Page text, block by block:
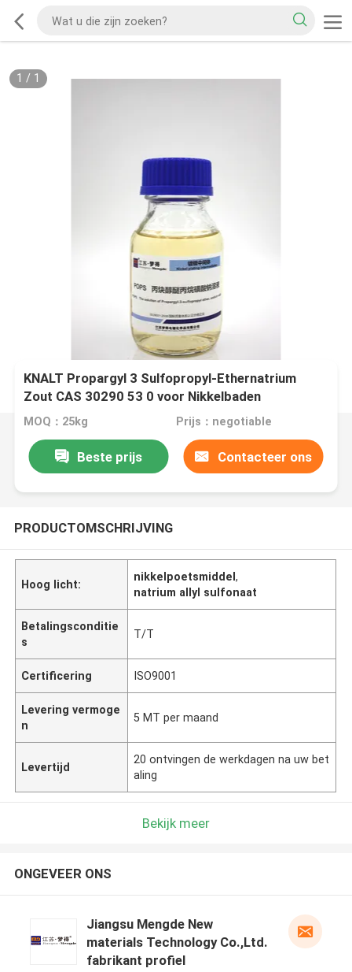
1 / 1
KNALT Propargyl 3 Sulfopropyl-Ethernatrium
Zout CAS 30290 53 0 voor Nikkelbaden
MOQ：25kg Prijs：negotiable
Beste prijs Contacteer ons
PRODUCTOMSCHRIJVING
Hoog licht:
nikkelpoetsmiddel,
natrium allyl sulfonaat
Betalingsconditie
s
T/T
Certificering ISO9001
Levering vermoge
n
5 MT per maand
Levertijd
20 ontvingen de werkdagen na uw bet
aling
Bekijk meer
ONGEVEER ONS
Jiangsu Mengde New
materials Technology Co.,Ltd.
fabrikant profiel